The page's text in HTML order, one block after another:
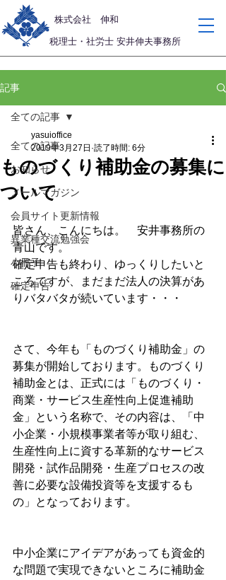
​株式会社 伸和
税理士・社労士 安井伸夫事務所
記事
全ての記事
お知らせ
メールマガジン
会員サイト更新情報
異業種交流勉強会
小冊子
確定申告
全ての記事
ものづくり補助金の募集に
ついて
yasuioffice
2019年3月27日 読了時間: 6分
皆さん、こんにちは。　安井事務所の
青山です。
確定申告も終わり、ゆっくりしたいと
ころですが、まだまだ法人の決算があ
りバタバタが続いています・・・
さて、今年も「ものづくり補助金」の
募集が開始しております。ものづくり
補助金とは、正式には「ものづくり・
商業・サービス生産性向上促進補助
金」という名称で、その内容は、「中
小企業・小規模事業者等が取り組む、
生産性向上に資する革新的なサービス
開発・試作品開発・生産プロセスの改
善に必要な設備投資等を支援するも
の」となっております。
中小企業にアイデアがあっても資金的
な問題で実現できないところに補助金